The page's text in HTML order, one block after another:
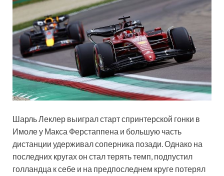
Шарль Леклер выиграл старт спринтерской гонки в
Имоле у Макса Ферстаппена и большую часть
дистанции удерживал соперника позади. Однако на
последних кругах он стал терять темп, подпустил
голландца к себе и на предпоследнем круге потерял